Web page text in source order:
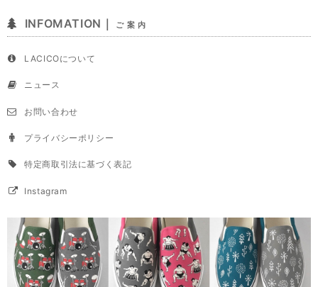
INFOMATION｜ ご 案 内
LACICOについて
ニュース
お問い合わせ
プライバシーポリシー
特定商取引法に基づく表記
Instagram